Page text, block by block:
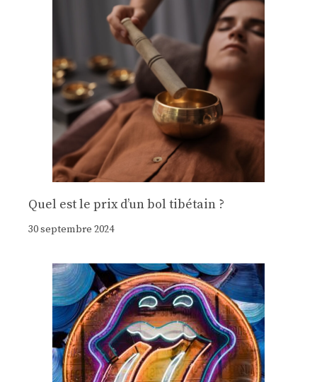
Quel est le prix d’un bol tibétain ?
30 septembre 2024